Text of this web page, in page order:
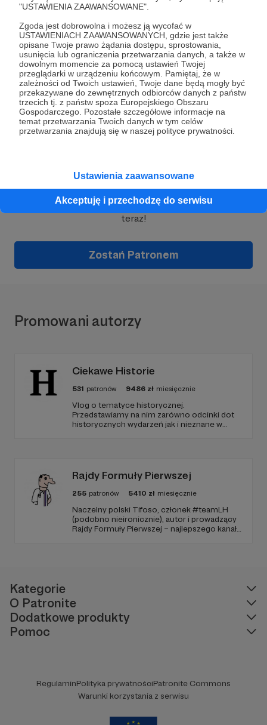
"USTAWIENIA ZAAWANSOWANE".
Zgoda jest dobrowolna i możesz ją wycofać w
USTAWIENIACH ZAAWANSOWANYCH, gdzie jest także
opisane Twoje prawo żądania dostępu, sprostowania,
usunięcia lub ograniczenia przetwarzania danych, a także w
dowolnym momencie za pomocą ustawień Twojej
przeglądarki w urządzeniu końcowym. Pamiętaj, że w
zależności od Twoich ustawień, Twoje dane będą mogły być
przekazywane do zewnętrznych odbiorców danych z państw
trzecich tj. z państw spoza Europejskiego Obszaru
Gospodarczego. Pozostałe szczegółowe informacje na
temat przetwarzania Twoich danych w tym celów
przetwarzania znajdują się w naszej polityce prywatności.
Ustawienia zaawansowane
Akceptuję i przechodzę do serwisu
Dołącz do grona Patronów!
Wesprzyj działalność AutoraAleksander Biesiada
teraz!
Zostań Patronem
Promowani autorzy
Ciekawe Historie
531 patronów 9486 zł miesięcznie
Vlog o tematyce historycznej.
Przedstawiamy na nim zarówno odcinki dot
historycznych wydarzeń jak i nieznane w
Rajdy Formuły Pierwszej
255 patronów 5410 zł miesięcznie
Naczelny polski Tifoso, członek #teamLH
(podobno nieironicznie), autor i prowadzący
Rajdy Formuły Pierwszej – najlepszego kanału
Kategorie
O Patronite
Dodatkowe produkty
Pomoc
RegulaminPolityka prywatnościPatronite Commons
Warunki korzystania z serwisu